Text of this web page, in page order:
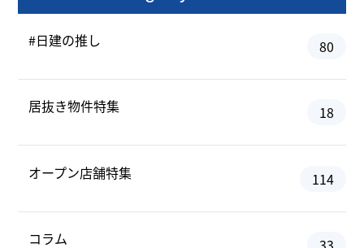
#日建の推し 80
居抜き物件特集 18
オープン店舗特集 114
コラム